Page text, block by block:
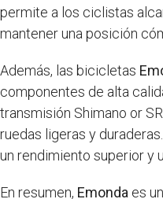
permite a los ciclistas
mantener una posición
Además, las bicicletas
componentes de alta
transmisión Shimano or
ruedas ligeras y
un rendimiento superior y
En resumen, Emonda es